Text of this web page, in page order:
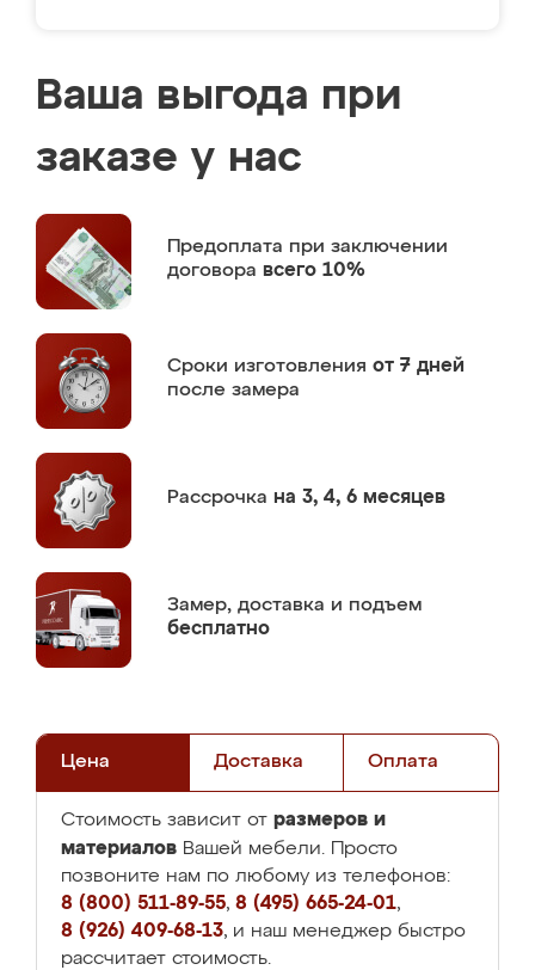
Ваша выгода при
заказе у нас
Предоплата при заключении
договора всего 10%
Сроки изготовления от 7 дней
после замера
Рассрочка на 3, 4, 6 месяцев
Замер, доставка и подъем
бесплатно
Цена Доставка Оплата
Стоимость зависит от размеров и
материалов Вашей мебели. Просто
позвоните нам по любому из телефонов:
8 (800) 511-89-55, 8 (495) 665-24-01,
8 (926) 409-68-13, и наш менеджер быстро
рассчитает стоимость.